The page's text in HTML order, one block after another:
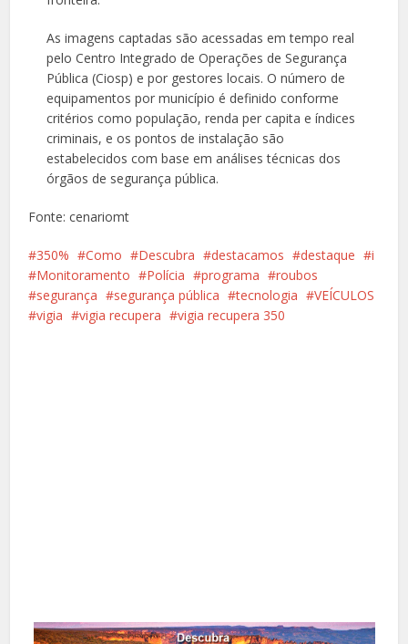
As imagens captadas são acessadas em tempo real
pelo Centro Integrado de Operações de Segurança
Pública (Ciosp) e por gestores locais. O número de
equipamentos por município é definido conforme
critérios como população, renda per capita e índices
criminais, e os pontos de instalação são
estabelecidos com base em análises técnicas dos
órgãos de segurança pública.
Fonte: cenariomt
350% Como Descubra destacamos destaque
i
Monitoramento
Polícia programa
roubos
segurança
segurança pública tecnologia
VEÍCULOS
vigia
vigia recupera vigia recupera 350